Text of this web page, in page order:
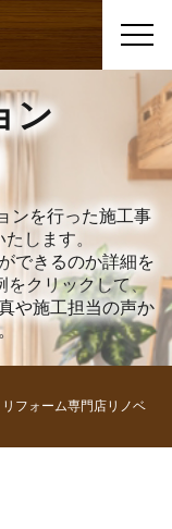
ン
ンを行った施工事
します。
できるのか詳細を
をクリックして、
や施工担当の声か
フォーム専門店リノベ